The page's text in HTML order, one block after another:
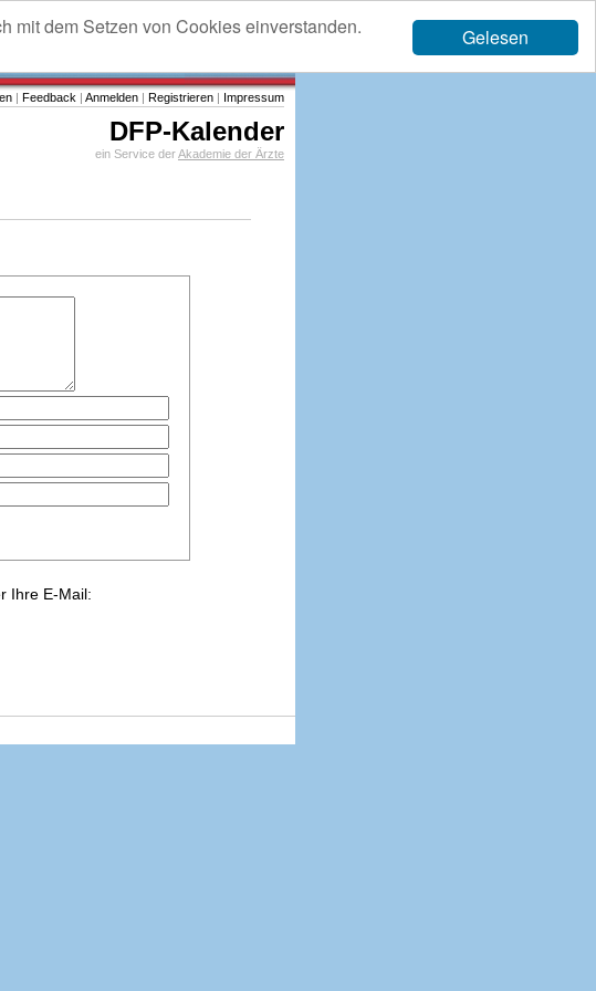
Gelesen
mit dem Setzen von Cookies einverstanden.
| Feedback | Anmelden | Registrieren | Impressum
DFP-Kalender
ein Service derAkademie der Ärzte
Ihre E-Mail: